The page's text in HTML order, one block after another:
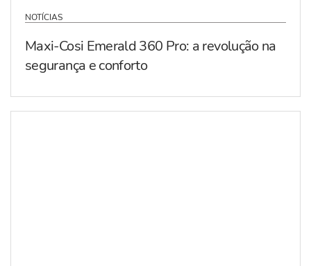
NOTÍCIAS
Maxi-Cosi Emerald 360 Pro: a revolução na
segurança e conforto